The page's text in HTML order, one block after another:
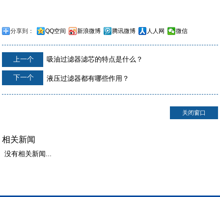
分享到： QQ空间 新浪微博 腾讯微博 人人网 微信
上一个 吸油过滤器滤芯的特点是什么？
下一个 液压过滤器都有哪些作用？
关闭窗口
相关新闻
没有相关新闻...